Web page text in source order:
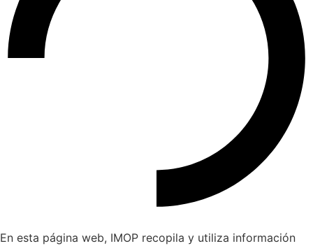
En esta página web, IMOP recopila y utiliza información